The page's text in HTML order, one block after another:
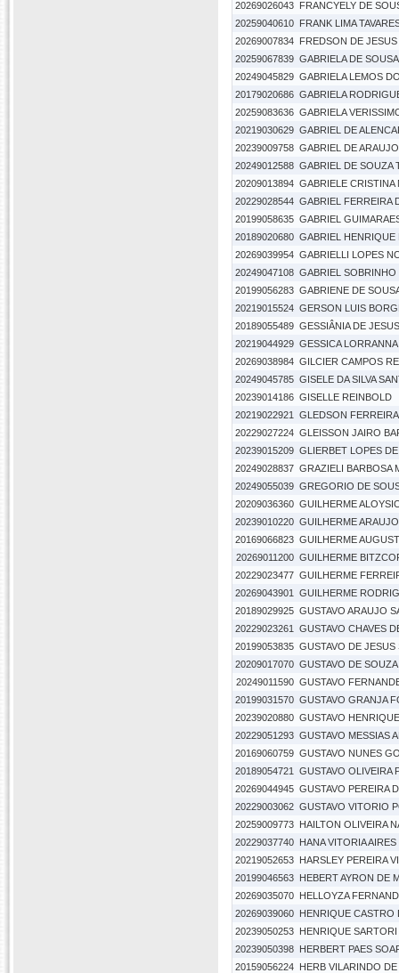
20269026043 FRANCYELY DE
20259040610 FRANK LIMA
20269007834 FREDSON DE
20259067839 GABRIELA DE
20249045829 GABRIELA LEMOS
20179020686 GABRIELA
20259083636 GABRIELA
20219030629 GABRIEL DE
20239009758 GABRIEL DE
20249012588 GABRIEL DE SOUZA
20209013894 GABRIELE CRISTINA
20229028544 GABRIEL FERREIRA
20199058635 GABRIEL
20189020680 GABRIEL HENRIQUE
20269039954 GABRIELLI LOPES
20249047108 GABRIEL SOBRINHO
20199056283 GABRIENE DE
20219015524 GERSON LUIS
20189055489 GESSIÂNIA DE
20219044929 GESSICA
20269038984 GILCIER CAMPOS
20249045785 GISELE DA SILVA
20239014186 GISELLE REINBOLD
20219022921
GLEDSON FERREIRA
20229027224 GLEISSON JAIRO
20239015209 GLIERBET LOPES
20249028837 GRAZIELI BARBOSA
20249055039 GREGORIO DE
20209036360 GUILHERME
20239010220 GUILHERME
20169066823 GUILHERME
20269011200 GUILHERME
20229023477 GUILHERME
20269043901
GUILHERME
20189029925 GUSTAVO ARAUJO
20229023261
GUSTAVO CHAVES
20199053835 GUSTAVO DE JESUS
20209017070 GUSTAVO DE
20249011590 GUSTAVO
20199031570 GUSTAVO GRANJA
20239020880 GUSTAVO
20229051293 GUSTAVO MESSIAS
20169060759 GUSTAVO NUNES
20189054721
GUSTAVO OLIVEIRA
20269044945 GUSTAVO PEREIRA
20229003062 GUSTAVO VITORIO
20259009773 HAILTON OLIVEIRA
20229037740 HANA VITORIA
20219052653 HARSLEY PEREIRA
20199046563 HEBERT AYRON DE
20269035070 HELLOYZA
20269039060 HENRIQUE CASTRO
20239050253 HENRIQUE SARTORI
20239050398 HERBERT PAES
20159056224 HERB VILARINDO